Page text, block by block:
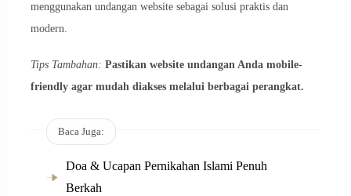
menggunakan undangan website sebagai solusi praktis dan
modern.
Tips Tambahan: Pastikan website undangan Anda mobile-
friendly agar mudah diakses melalui berbagai perangkat.
Baca Juga:
Doa & Ucapan Pernikahan Islami Penuh
Berkah